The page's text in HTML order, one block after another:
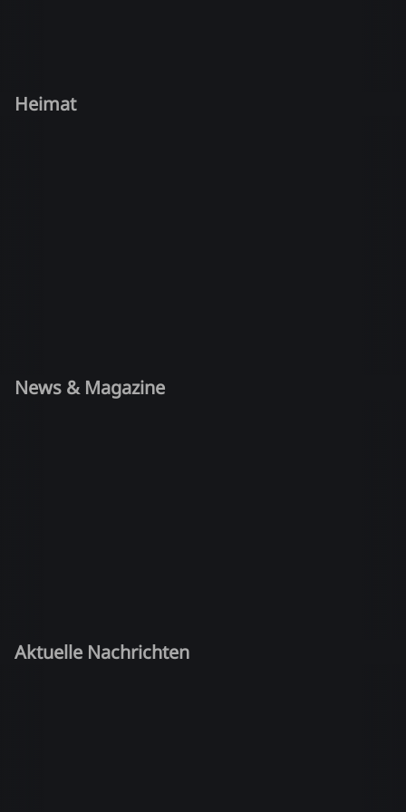
Heimat
News & Magazine
Aktuelle Nachrichten